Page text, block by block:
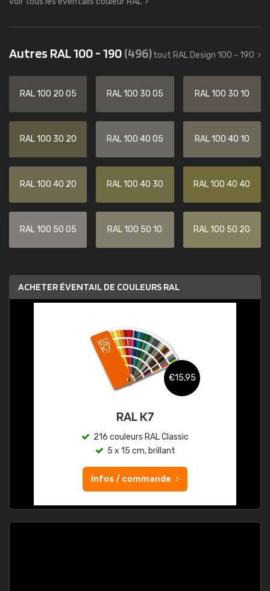
Autres RAL 100 - 190(496)tout RAL Design 100 - 190
RAL 100 20 05 RAL 100 30 05 RAL 100 30 10
RAL 100 30 20 RAL 100 40 05 RAL 100 40 10
RAL 100 40 20 RAL 100 40 30 RAL 100 40 40
RAL 100 50 05 RAL 100 50 10 RAL 100 50 20
ACHETER ÉVENTAIL DE COULEURS RAL
€15,95
RAL K7
216 couleurs RAL Classic
5 x 15 cm, brillant
Infos / commande